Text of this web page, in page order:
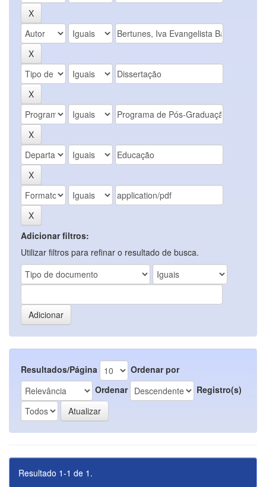
Adicionar filtros:
Utilizar filtros para refinar o resultado de busca.
Resultados/Página
Ordenar por
Ordenar
Registro(s)
Resultado 1-1 de 1.